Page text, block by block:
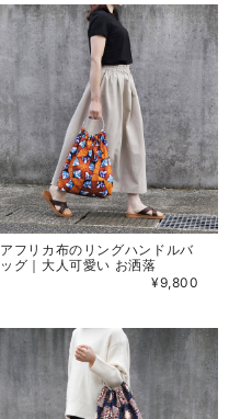
アフリカ布のリングハンドルバ
ッグ｜大人可愛い お洒落
¥9,800